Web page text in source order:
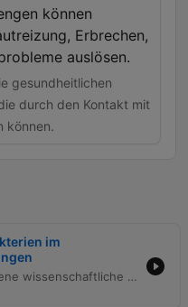
können
Erbrechen,
auslösen.
gesundheitlichen
durch den Kontakt mit
können.
im
Diese Episode behandelt verschiedene wissenschaftliche Themen, beginnend mit den Bemühungen der Aids-Hilfe Schweiz zur Senkung von HIV-Infektionen durch anonyme Selbsttests. Zudem werden die ethischen Folgen einer fehlgeschlagenen Gentherapie in China sowie der Nachruf auf Gunther von Hagen thematisiert. Des Weiteren wird über den Ebola-Ausbruch in Kongo-Kinshasa und die Herausforderungen bei der Kontaktnachverfolgung berichtet. Abschließend beleuchtet die Folge die Gefahren durch Blaualgen (Cyanobakterien) in Schweizer Gewässern für Mensch und Tier.